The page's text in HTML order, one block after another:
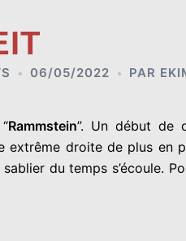
06/05/2022 PAR
Rammstein”. Un début de
droite de plus en
du temps s’écoule.